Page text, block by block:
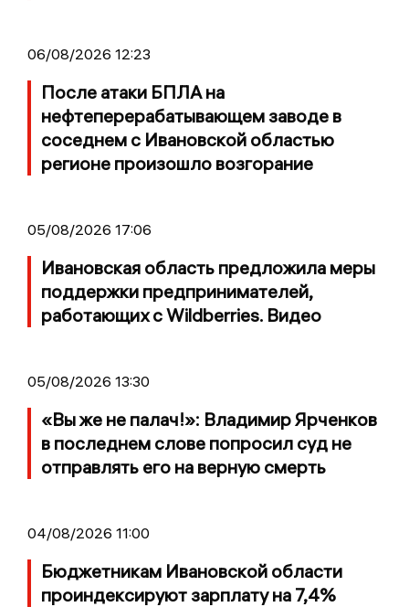
06/08/2026 12:23
После атаки БПЛА на
нефтеперерабатывающем заводе в
соседнем с Ивановской областью
регионе произошло возгорание
05/08/2026 17:06
Ивановская область предложила меры
поддержки предпринимателей,
работающих с Wildberries. Видео
05/08/2026 13:30
«Вы же не палач!»: Владимир Ярченков
в последнем слове попросил суд не
отправлять его на верную смерть
04/08/2026 11:00
Бюджетникам Ивановской области
проиндексируют зарплату на 7,4%